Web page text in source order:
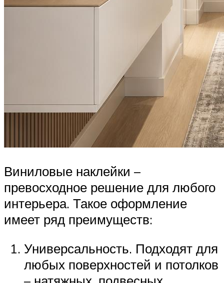
Виниловые наклейки –
превосходное решение для любого
интерьера. Такое оформление
имеет ряд преимуществ:
Универсальность. Подходят для
любых поверхностей и потолков